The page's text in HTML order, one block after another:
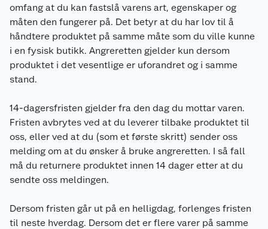
omfang at du kan fastslå varens art, egenskaper og
måten den fungerer på. Det betyr at du har lov til å
håndtere produktet på samme måte som du ville kunne
i en fysisk butikk. Angreretten gjelder kun dersom
produktet i det vesentlige er uforandret og i samme
stand.
14-dagersfristen gjelder fra den dag du mottar varen.
Fristen avbrytes ved at du leverer tilbake produktet til
oss, eller ved at du (som et første skritt) sender oss
melding om at du ønsker å bruke angreretten. I så fall
må du returnere produktet innen 14 dager etter at du
sendte oss meldingen.
Dersom fristen går ut på en helligdag, forlenges fristen
til neste hverdag. Dersom det er flere varer på samme